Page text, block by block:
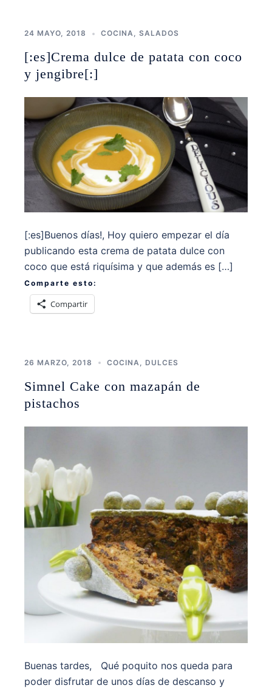
24 MAYO, 2018 COCINA SALADOS
[:es]Crema dulce de patata con coco
y jengibre[:]
[:es]Buenos días!, Hoy quiero empezar el día
publicando esta crema de patata dulce con
coco que está riquísima y que además es […]
Comparte esto:
Compartir
26 MARZO, 2018 COCINA DULCES
Simnel Cake con mazapán de
pistachos
Buenas tardes, Qué poquito nos queda para
poder disfrutar de unos días de descanso y